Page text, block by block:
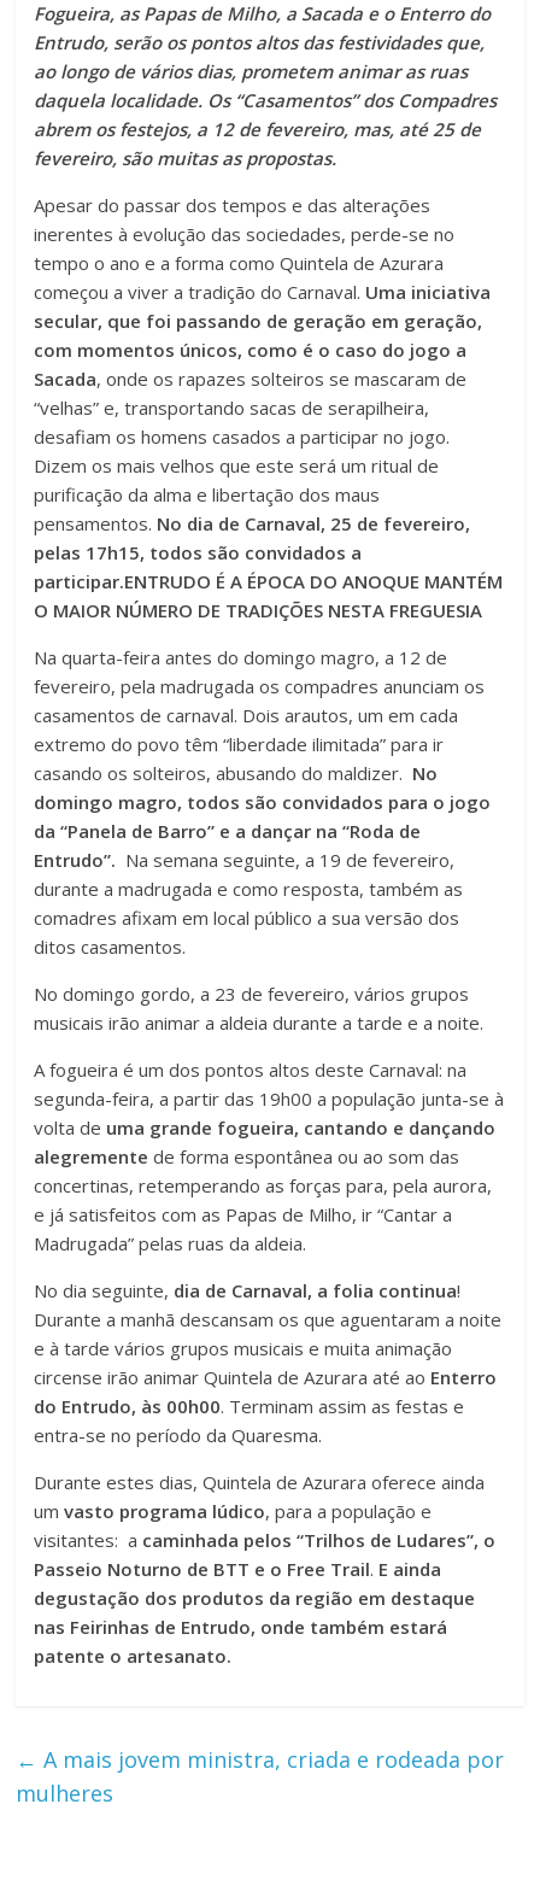
Fogueira, as Papas de Milho, a Sacada e o Enterro do
Entrudo, serão os pontos altos das festividades que,
ao longo de vários dias, prometem animar as ruas
daquela localidade. Os “Casamentos” dos Compadres
abrem os festejos, a 12 de fevereiro, mas, até 25 de
fevereiro, são muitas as propostas.
Apesar do passar dos tempos e das alterações
inerentes à evolução das sociedades, perde-se no
tempo o ano e a forma como Quintela de Azurara
começou a viver a tradição do Carnaval. Uma iniciativa
secular, que foi passando de geração em geração,
com momentos únicos, como é o caso do jogo a
Sacada, onde os rapazes solteiros se mascaram de
“velhas” e, transportando sacas de serapilheira,
desafiam os homens casados a participar no jogo.
Dizem os mais velhos que este será um ritual de
purificação da alma e libertação dos maus
pensamentos. No dia de Carnaval, 25 de fevereiro,
pelas 17h15, todos são convidados a
participar.ENTRUDO É A ÉPOCA DO ANOQUE MANTÉM
O MAIOR NÚMERO DE TRADIÇÕES NESTA FREGUESIA
Na quarta-feira antes do domingo magro, a 12 de
fevereiro, pela madrugada os compadres anunciam os
casamentos de carnaval. Dois arautos, um em cada
extremo do povo têm “liberdade ilimitada” para ir
casando os solteiros, abusando do maldizer. No
domingo magro, todos são convidados para o jogo
da “Panela de Barro” e a dançar na “Roda de
Entrudo”. Na semana seguinte, a 19 de fevereiro,
durante a madrugada e como resposta, também as
comadres afixam em local público a sua versão dos
ditos casamentos.
No domingo gordo, a 23 de fevereiro, vários grupos
musicais irão animar a aldeia durante a tarde e a noite.
A fogueira é um dos pontos altos deste Carnaval: na
segunda-feira, a partir das 19h00 a população junta-se à
volta de uma grande fogueira, cantando e dançando
alegremente de forma espontânea ou ao som das
concertinas, retemperando as forças para, pela aurora,
e já satisfeitos com as Papas de Milho, ir “Cantar a
Madrugada” pelas ruas da aldeia.
No dia seguinte, dia de Carnaval, a folia continua!
Durante a manhã descansam os que aguentaram a noite
e à tarde vários grupos musicais e muita animação
circense irão animar Quintela de Azurara até ao Enterro
do Entrudo, às 00h00. Terminam assim as festas e
entra-se no período da Quaresma.
Durante estes dias, Quintela de Azurara oferece ainda
umvasto programa lúdico, para a população e
visitantes: a caminhada pelos “Trilhos de Ludares”, o
Passeio Noturno de BTT e o Free Trail. E ainda
degustação dos produtos da região em destaque
nas Feirinhas de Entrudo, onde também estará
patente o artesanato.
← A mais jovem ministra, criada e rodeada por
mulheres